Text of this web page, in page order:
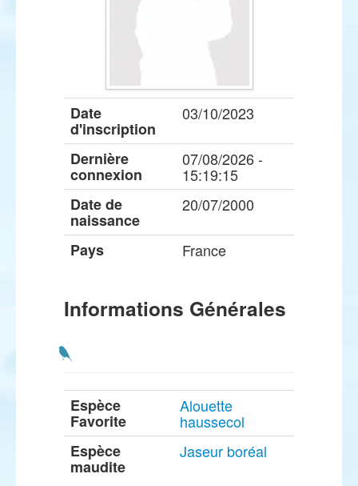
Date
d'inscription
03/10/2023
Dernière
connexion
07/08/2026 -
15:19:15
Date de
naissance
20/07/2000
Pays France
Informations Générales
Espèce
Favorite
Alouette
haussecol
Espèce
maudite
Jaseur boréal